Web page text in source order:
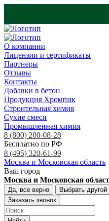
О компании
Лицензии и сертификаты
Партнеры
Отзывы
Контакты
Добавки в бетон
Продукция Хромпик
Строительная химия
Сухие смеси
Промышленная химия
8 (800) 200-08-28
Бесплатно по РФ
8 (495) 320-61-99
Москва и Московская область
Ваш город
Москва и Московская
Да, все верно
Выбрать другой
Заказать звонок